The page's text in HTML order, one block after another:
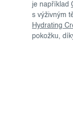
je například
s výživným
Hydrating
pokožku,